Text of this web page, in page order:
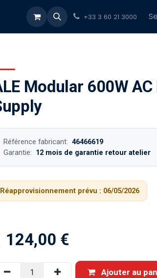
+33 3 60 21 3000
Modular 600W
Référence fabricant: 46466619
Garantie: 12 mois de garantie retour atelier
Réapprovisionnement prévu : 06/05/2026
124,00 €
Ajouter au